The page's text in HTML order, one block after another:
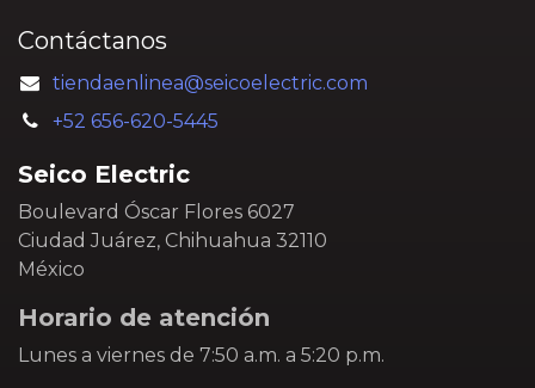
Contáctanos
tiendaenlinea@seicoelectric.com
+52 656-620-5445
Seico Electric
Boulevard Óscar Flores 6027
Ciudad Juárez, Chihuahua 32110
México
Horario de atención
Lunes a viernes de 7:50 a.m. a 5:20 p.m.